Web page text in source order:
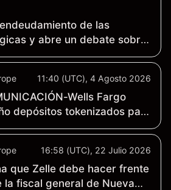
de las
y abre un debate sobre
gasto
11:40 (UTC), 4 Agosto 2026
Wells Fargo
depósitos tokenizados para
y comerciales - WSJ
16:58 (UTC), 22 Julio 2026
que Zelle debe hacer frente
la fiscal general de Nueva